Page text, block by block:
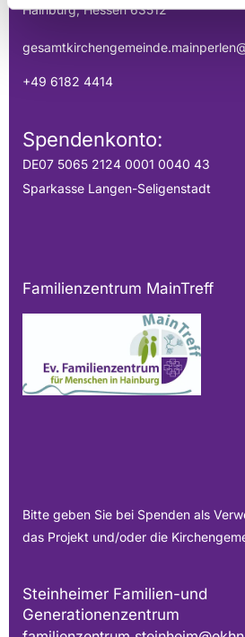
Hainburg, Hessen 63512
+49 6182 4414
Spendenkonto:
DE07 5065 2124 0001 0040 43
Sparkasse Langen-Seligenstadt
Familienzentrum MainTreff
Bitte geben Sie bei Spenden als
das Projekt und/oder die
Steinheimer Familien-und
Generationenzentrum